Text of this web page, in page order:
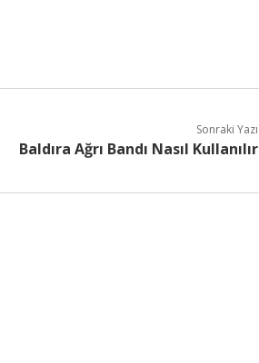
Sonraki Yazı
Baldıra Ağrı Bandı Nasıl Kullanılır